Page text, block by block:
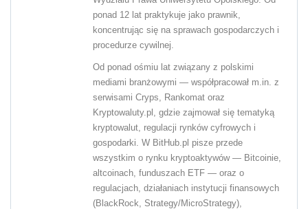
ponad 12 lat praktykuje jako prawnik,
koncentrując się na sprawach gospodarczych i
procedurze cywilnej.
Od ponad ośmiu lat związany z polskimi
mediami branżowymi — współpracował m.in. z
serwisami Cryps, Rankomat oraz
Kryptowaluty.pl, gdzie zajmował się tematyką
kryptowalut, regulacji rynków cyfrowych i
gospodarki. W BitHub.pl pisze przede
wszystkim o rynku kryptoaktywów — Bitcoinie,
altcoinach, funduszach ETF — oraz o
regulacjach, działaniach instytucji finansowych
(BlackRock, Strategy/MicroStrategy),